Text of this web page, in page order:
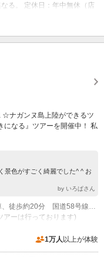
る。 定休日：年中無休（店
☆ナガンヌ島上陸ができるツ
なる』ツアーを開催中！ 私
景色がすごく綺麗でした^ ^ お
by いろぱさん
(1)(1)那覇空港からモノレールで美栄橋駅下車、徒歩約20分 国道58号線を北（名護）向け、泊交差点左折、約200ｍ先右手にショップあり （２）沖縄自動車道：那覇ICから 車（一般道）で約30分 県道82号線「金城ダム」方面約15分⇒県道29号線「泊交差点・国道58号線」方面約15分⇒「泊交差点」直進約1分、右手にショップあり 近隣駐車場「とまりん駐車場（アネックス）」「那覇市営地下駐車場」：連休中、夏休みは大変混み合いますので、早めの駐車をお勧めします。
アーは行っております)
1万人 以上が体験